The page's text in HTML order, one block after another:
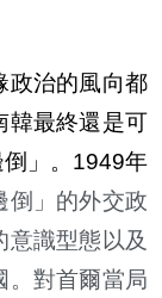
政治的風向都
韓最終還是可
」。1949年
倒」的外交政
意識型態以及
。對首爾當局